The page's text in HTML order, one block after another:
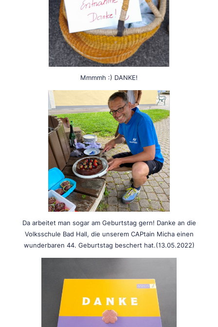
Mmmmh :) DANKE!
Da arbeitet man sogar am Geburtstag gern! Danke an die
Volksschule Bad Hall, die unserem CAPtain Micha einen
wunderbaren 44. Geburtstag beschert hat.(13.05.2022)